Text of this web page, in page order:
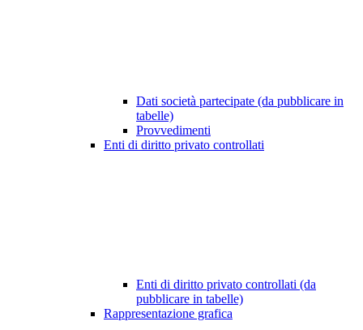
Dati società partecipate (da pubblicare in
tabelle)
Provvedimenti
Enti di diritto privato controllati
Enti di diritto privato controllati (da
pubblicare in tabelle)
Rappresentazione grafica